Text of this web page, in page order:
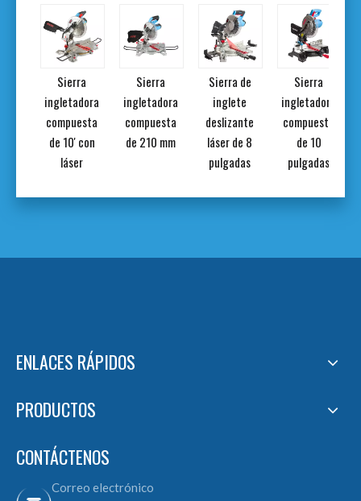
Sierra
ingletadora
compuesta
de 10' con
láser
Sierra
ingletadora
compuesta
de 210 mm
Sierra de
inglete
deslizante
láser de 8
pulgadas
Sierra
ingletadora
compuesta
de 10
pulgadas
ENLACES RÁPIDOS
PRODUCTOS
CONTÁCTENOS
Correo electrónico